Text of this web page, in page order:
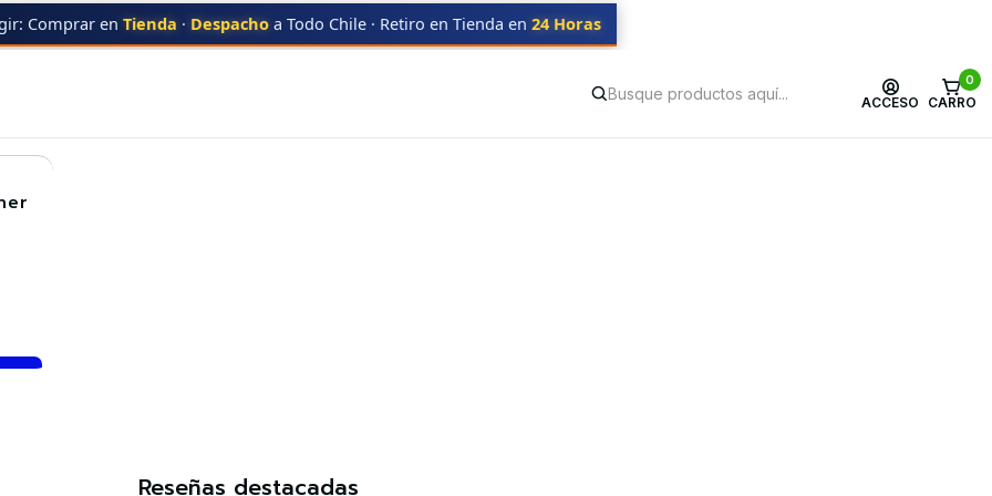
ACCESO
0
CARRO
Comprar en Tienda · Despacho a Todo Chile · Retiro en Tienda en 24 Horas
TYPE 128
TYPE 128
Reseñas destacadas